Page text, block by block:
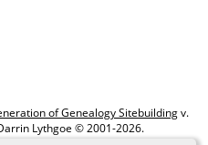
of Genealogy Sitebuildingv.
Lythgoe © 2001-2026.